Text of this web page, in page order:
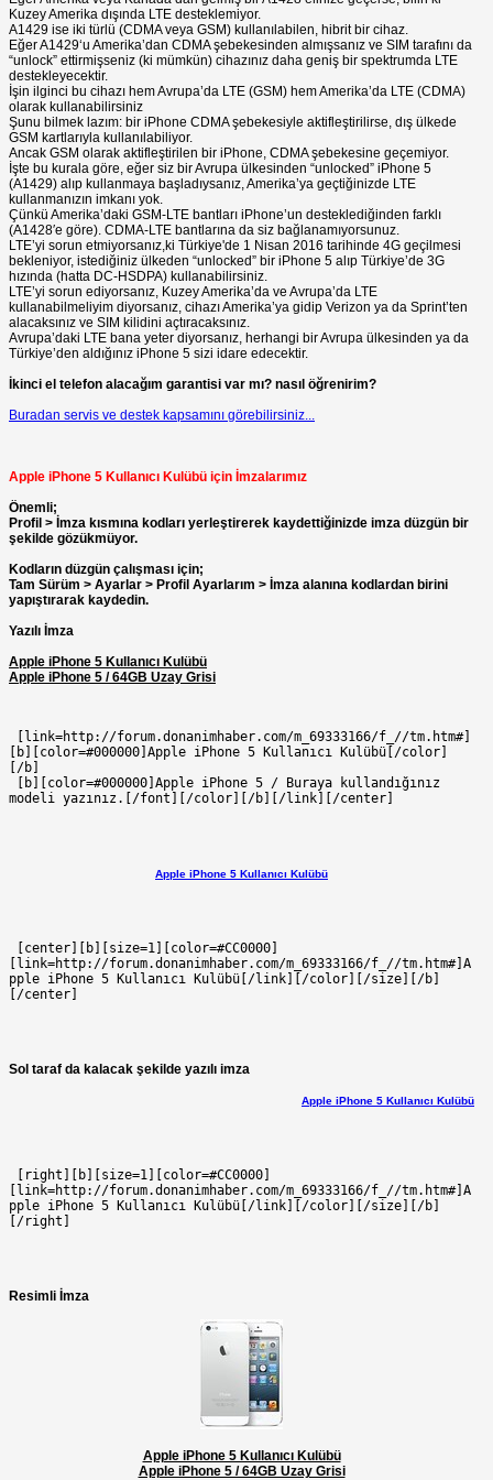
Kuzey Amerika dışında LTE desteklemiyor.
A1429 ise iki türlü (CDMA veya GSM) kullanılabilen, hibrit bir cihaz.
Eğer A1429‘u Amerika’dan CDMA şebekesinden almışsanız ve SIM tarafını da
“unlock” ettirmişseniz (ki mümkün) cihazınız daha geniş bir spektrumda LTE
destekleyecektir.
İşin ilginci bu cihazı hem Avrupa’da LTE (GSM) hem Amerika’da LTE (CDMA)
olarak kullanabilirsiniz
Şunu bilmek lazım: bir iPhone CDMA şebekesiyle aktifleştirilirse, dış ülkede
GSM kartlarıyla kullanılabiliyor.
Ancak GSM olarak aktifleştirilen bir iPhone, CDMA şebekesine geçemiyor.
İşte bu kurala göre, eğer siz bir Avrupa ülkesinden “unlocked” iPhone 5
(A1429) alıp kullanmaya başladıysanız, Amerika’ya geçtiğinizde LTE
kullanmanızın imkanı yok.
Çünkü Amerika’daki GSM-LTE bantları iPhone’un desteklediğinden farklı
(A1428′e göre). CDMA-LTE bantlarına da siz bağlanamıyorsunuz.
LTE’yi sorun etmiyorsanız,ki Türkiye'de 1 Nisan 2016 tarihinde 4G geçilmesi
bekleniyor, istediğiniz ülkeden “unlocked” bir iPhone 5 alıp Türkiye’de 3G
hızında (hatta DC-HSDPA) kullanabilirsiniz.
LTE’yi sorun ediyorsanız, Kuzey Amerika’da ve Avrupa’da LTE
kullanabilmeliyim diyorsanız, cihazı Amerika’ya gidip Verizon ya da Sprint’ten
alacaksınız ve SIM kilidini açtıracaksınız.
Avrupa’daki LTE bana yeter diyorsanız, herhangi bir Avrupa ülkesinden ya da
Türkiye’den aldığınız iPhone 5 sizi idare edecektir.
İkinci el telefon alacağım garantisi var mı? nasıl öğrenirim?
Buradan servis ve destek kapsamını görebilirsiniz...
Apple iPhone 5 Kullanıcı Kulübü için İmzalarımız
Önemli;
Profil > İmza kısmına kodları yerleştirerek kaydettiğinizde imza düzgün bir
şekilde gözükmüyor.
Kodların düzgün çalışması için;
Tam Sürüm > Ayarlar > Profil Ayarlarım > İmza alanına kodlardan birini
yapıştırarak kaydedin.
Yazılı İmza
Apple iPhone 5 Kullanıcı Kulübü
Apple iPhone 5 / 64GB Uzay Grisi
[b][color=#000000]Apple iPhone 5 Kullanıcı Kulübü[/color]
[/b]
modeli yazınız.[/font][/color][/b][/link][/center]
Apple iPhone 5 Kullanıcı Kulübü
[link=http://forum.donanimhaber.com/m_69333166/f_//tm.htm#]A
pple iPhone 5 Kullanıcı Kulübü[/link][/color][/size][/b]
[/center]
Sol taraf da kalacak şekilde yazılı imza
Apple iPhone 5 Kullanıcı Kulübü
[link=http://forum.donanimhaber.com/m_69333166/f_//tm.htm#]A
pple iPhone 5 Kullanıcı Kulübü[/link][/color][/size][/b]
[/right]
Resimli İmza
Apple iPhone 5 Kullanıcı Kulübü
Apple iPhone 5 / 64GB Uzay Grisi